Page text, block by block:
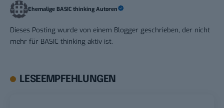
Ehemalige BASIC thinking Autoren
Dieses Posting wurde von einem Blogger geschrieben, der nicht
mehr für BASIC thinking aktiv ist.
LESEEMPFEHLUNGEN